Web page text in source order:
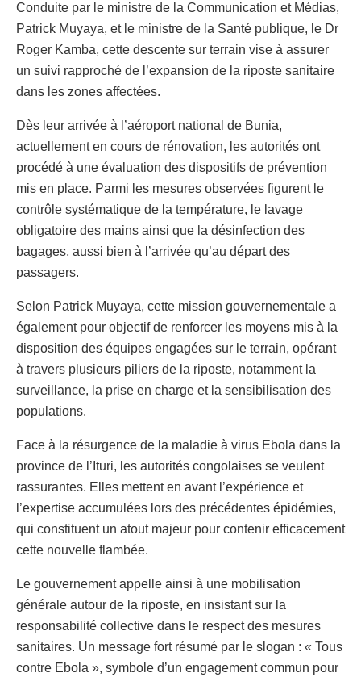
Conduite par le ministre de la Communication et Médias,
Patrick Muyaya, et le ministre de la Santé publique, le Dr
Roger Kamba, cette descente sur terrain vise à assurer
un suivi rapproché de l’expansion de la riposte sanitaire
dans les zones affectées.
Dès leur arrivée à l’aéroport national de Bunia,
actuellement en cours de rénovation, les autorités ont
procédé à une évaluation des dispositifs de prévention
mis en place. Parmi les mesures observées figurent le
contrôle systématique de la température, le lavage
obligatoire des mains ainsi que la désinfection des
bagages, aussi bien à l’arrivée qu’au départ des
passagers.
Selon Patrick Muyaya, cette mission gouvernementale a
également pour objectif de renforcer les moyens mis à la
disposition des équipes engagées sur le terrain, opérant
à travers plusieurs piliers de la riposte, notamment la
surveillance, la prise en charge et la sensibilisation des
populations.
Face à la résurgence de la maladie à virus Ebola dans la
province de l’Ituri, les autorités congolaises se veulent
rassurantes. Elles mettent en avant l’expérience et
l’expertise accumulées lors des précédentes épidémies,
qui constituent un atout majeur pour contenir efficacement
cette nouvelle flambée.
Le gouvernement appelle ainsi à une mobilisation
générale autour de la riposte, en insistant sur la
responsabilité collective dans le respect des mesures
sanitaires. Un message fort résumé par le slogan : « Tous
contre Ebola », symbole d’un engagement commun pour